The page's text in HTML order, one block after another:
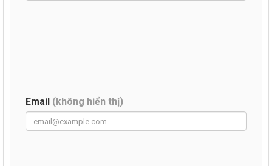
Email (không hiển thị)